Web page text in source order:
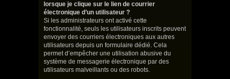
lorsque je clique sur le lien de courrier
électronique d’un utilisateur ?
Si les administrateurs ont activé cette
fonctionnalité, seuls les utilisateurs inscrits peuvent
envoyer des courriers électroniques aux autres
utilisateurs depuis un formulaire dédié. Cela
permet d’empêcher une utilisation abusive du
système de messagerie électronique par des
utilisateurs malveillants ou des robots.